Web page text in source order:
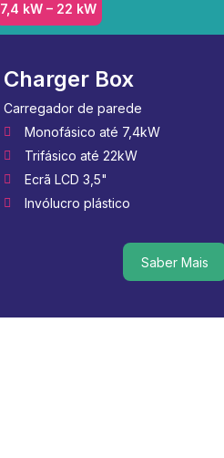
7,4 kW – 22 kW
Charger Box
Carregador de parede
Monofásico até 7,4kW
Trifásico até 22kW
Ecrã LCD 3,5"
Invólucro plástico
Saber Mais
Saber Mais